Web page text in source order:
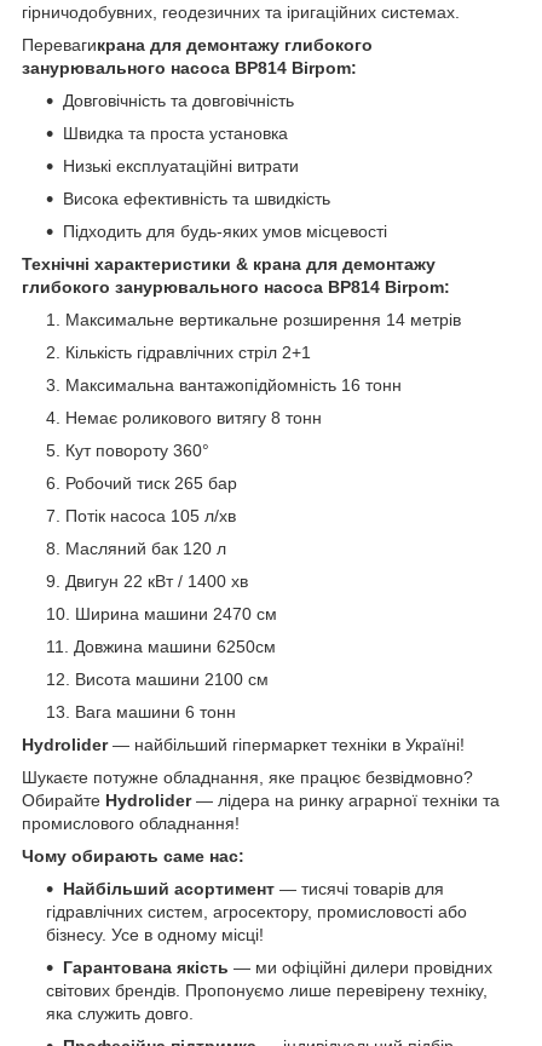
гірничодобувних, геодезичних та іригаційних системах.
Перевагикрана для демонтажу глибокого
занурювального насоса BP814 Birpom:
Довговічність та довговічність
Швидка та проста установка
Низькі експлуатаційні витрати
Висока ефективність та швидкість
Підходить для будь-яких умов місцевості
Технічні характеристики & крана для демонтажу
глибокого занурювального насоса BP814 Birpom:
Максимальне вертикальне розширення 14 метрів
Кількість гідравлічних стріл 2+1
Максимальна вантажопідйомність 16 тонн
Немає роликового витягу 8 тонн
Кут повороту 360°
Робочий тиск 265 бар
Потік насоса 105 л/хв
Масляний бак 120 л
Двигун 22 кВт / 1400 хв
Ширина машини 2470 см
Довжина машини 6250см
Висота машини 2100 см
Вага машини 6 тонн
Hydrolider— найбільший гіпермаркет техніки в Україні!
Шукаєте потужне обладнання, яке працює безвідмовно?
Обирайте Hydrolider— лідера на ринку аграрної техніки та
промислового обладнання!
Чому обирають саме нас:
Найбільший асортимент — тисячі товарів для
гідравлічних систем, агросектору, промисловості або
бізнесу. Усе в одному місці!
Гарантована якість — ми офіційні дилери провідних
світових брендів. Пропонуємо лише перевірену техніку,
яка служить довго.